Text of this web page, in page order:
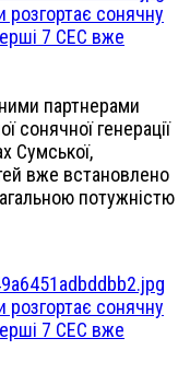
сонячну
7 СЕС вже
партнерами
сонячної генерації
Сумської,
вже встановлено
потужністю
сонячну
7 СЕС вже